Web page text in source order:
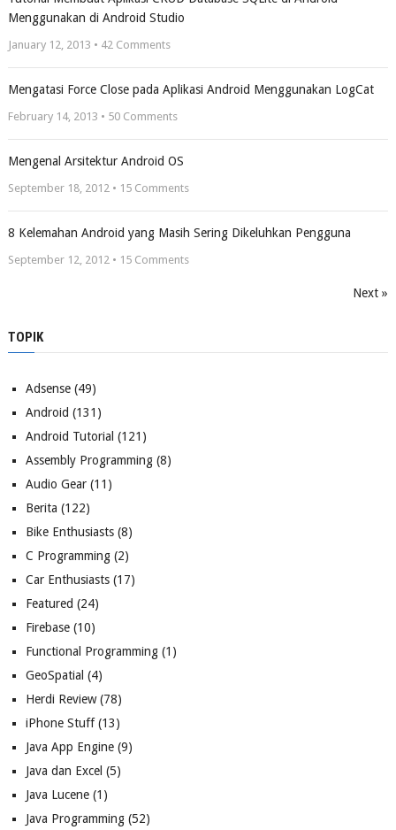
Menggunakan di Android Studio
January 12, 2013 • 42Comments
Mengatasi Force Close pada Aplikasi Android Menggunakan LogCat
February 14, 2013 • 50Comments
Mengenal Arsitektur Android OS
September 18, 2012 • 15Comments
8 Kelemahan Android yang Masih Sering Dikeluhkan Pengguna
September 12, 2012 • 15Comments
Next »
TOPIK
Adsense(49)
Android (131)
Android Tutorial (121)
Assembly Programming(8)
Audio Gear(11)
Berita (122)
Bike Enthusiasts(8)
C Programming(2)
Car Enthusiasts(17)
Featured (24)
Firebase(10)
Functional Programming(1)
GeoSpatial (4)
Herdi Review(78)
iPhone Stuff(13)
Java App Engine(9)
Java dan Excel (5)
Java Lucene(1)
Java Programming(52)